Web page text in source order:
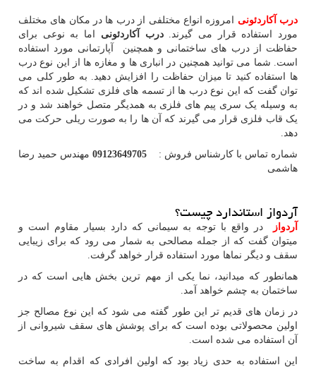
درب آکاردئونی امروزه انواع مختلفی از درب ها در مکان های مختلف
مورد استفاده قرار می گیرند.درب آکاردئونی اما به نوعی برای
حفاظت از درب های ساختمانی و همچنین آپارتمانی مورد استفاده
است. شما می توانید همچنین در انباری ها و مغازه ها از این نوع درب
ها استفاده کنید تا میزان حفاظت را افزایش دهید. به طور کلی می
توان گفت که این نوع درب ها از تسمه های فلزی تشکیل شده اند که
به وسیله یک سری پیم های فلزی به همدیگر متصل خواهند شد و در
یک قاب فلزی قرار می گیرند که آن ها را به صورت ریلی حرکت می
دهد.
شماره تماس با کارشناس فروش : 09123649705مهندس حمید رضا
هاشمی
آردواز استاندارد چیست؟
آردواز
در واقع با توجه به سیمانی که دارد بسیار مقاوم است و
میتوان گفت که از جمله مصالحی به شمار می رود که برای زیبایی
سقف و دیگر نماها مورد استفاده قرار خواهد گرفت.
همانطور که میدانید، نما یکی از مهم ترین بخش هایی است که در
ساختمان به چشم خواهد آمد.
در زمان های قدیم تر این طور گفته می شود که این نوع مصالح جز
اولین محصولاتی بوده است که برای پوشش های سقف شیروانی از
آن استفاده می شده است.
این استفاده به حدی زیاد بود که اولین افرادی که اقدام به ساخت